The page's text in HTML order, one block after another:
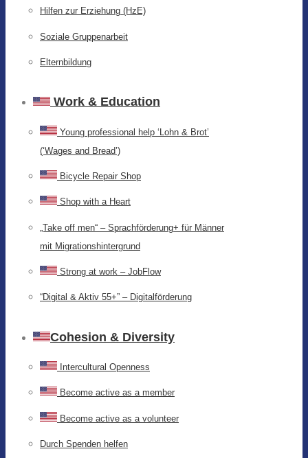
Hilfen zur Erziehung (HzE)
Soziale Gruppenarbeit
Elternbildung
Work & Education
Young professional help ‘Lohn & Brot’
(‘Wages and Bread’)
Bicycle Repair Shop
Shop with a Heart
„Take off men“ – Sprachförderung+ für Männer
mit Migrationshintergrund
Strong at work – JobFlow
“Digital & Aktiv 55+” – Digitalförderung
Cohesion & Diversity
Intercultural Openness
Become active as a member
Become active as a volunteer
Durch Spenden helfen